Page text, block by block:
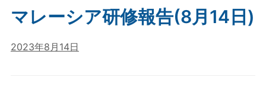
マレーシア研修報告(8月14日)
2023年8月14日